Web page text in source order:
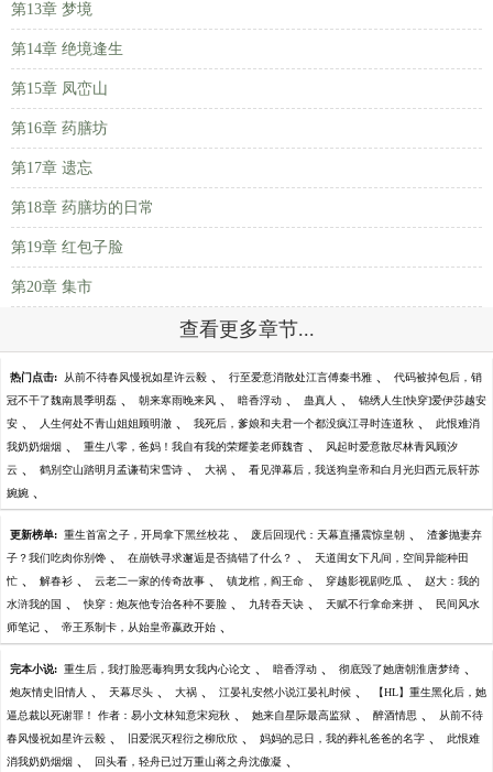
第13章 梦境
第14章 绝境逢生
第15章 凤峦山
第16章 药膳坊
第17章 遗忘
第18章 药膳坊的日常
第19章 红包子脸
第20章 集市
查看更多章节...
热门点击: 从前不待春风慢祝如星许云毅 、 行至爱意消散处江言傅秦书雅 、 代码被掉包后，销
冠不干了魏南晨季明磊 、 朝来寒雨晚来风 、 暗香浮动 、 蛊真人 、 锦绣人生[快穿]爱伊莎越安
安 、 人生何处不青山姐姐顾明澈 、 我死后，爹娘和夫君一个都没疯江寻时连道秋 、 此恨难消
我奶奶烟烟 、 重生八零，爸妈！我自有我的荣耀姜老师魏杳 、 风起时爱意散尽林青风顾汐
云 、 鹤别空山踏明月孟谦荀宋雪诗 、 大祸 、 看见弹幕后，我送狗皇帝和白月光归西元辰轩苏
婉婉 、
更新榜单: 重生首富之子，开局拿下黑丝校花 、 废后回现代：天幕直播震惊皇朝 、 渣爹抛妻弃
子？我们吃肉你别馋 、 在崩铁寻求邂逅是否搞错了什么？ 、 天道闺女下凡间，空间异能种田
忙 、 解春衫 、 云老二一家的传奇故事 、 镇龙棺，阎王命 、 穿越影视剧吃瓜 、 赵大：我的
水浒我的国 、 快穿：炮灰他专治各种不要脸 、 九转吞天诀 、 天赋不行拿命来拼 、 民间风水
师笔记 、 帝王系制卡，从始皇帝嬴政开始 、
完本小说: 重生后，我打脸恶毒狗男女我内心论文 、 暗香浮动 、 彻底毁了她唐朝淮唐梦绮 、
炮灰情史旧情人 、 天幕尽头 、 大祸 、 江晏礼安然小说江晏礼时候 、 【HL】重生黑化后，她
逼总裁以死谢罪！ 作者：易小文林知意宋宛秋 、 她来自星际最高监狱 、 醉酒情思 、 从前不待
春风慢祝如星许云毅 、 旧爱泯灭程衍之柳欣欣 、 妈妈的忌日，我的葬礼爸爸的名字 、 此恨难
消我奶奶烟烟 、 回头看，轻舟已过万重山蒋之舟沈傲凝 、